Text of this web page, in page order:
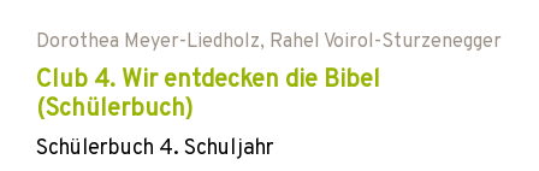
Dorothea Meyer-Liedholz, Rahel Voirol-Sturzenegger
Club 4. Wir entdecken die Bibel
(Schülerbuch)
Schülerbuch 4. Schuljahr